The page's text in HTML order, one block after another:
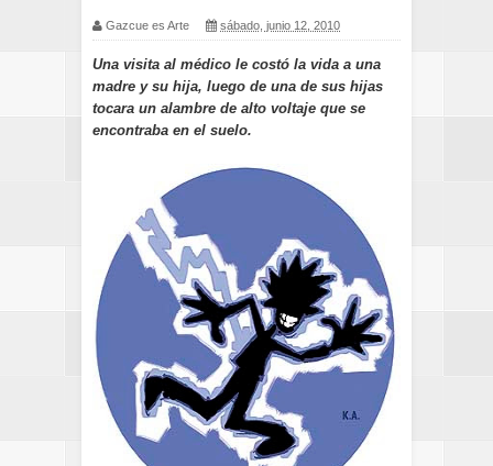
Gazcue es Arte sábado, junio 12, 2010
Una visita al médico le costó la vida a una
madre y su hija, luego de una de sus hijas
tocara un alambre de alto voltaje que se
encontraba en el suelo.